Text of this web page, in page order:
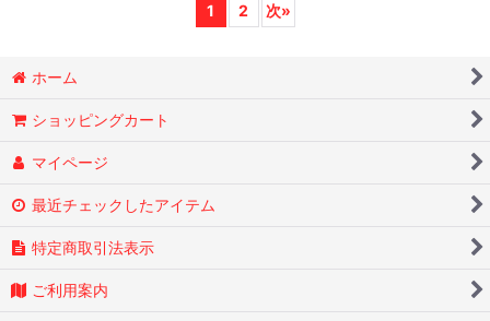
1 2 次»
ホーム
ショッピングカート
マイページ
最近チェックしたアイテム
特定商取引法表示
ご利用案内